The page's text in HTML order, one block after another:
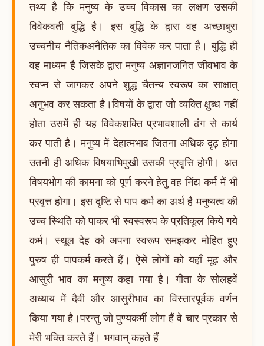
तथ्य है कि मनुष्य के उच्च विकास का लक्षण उसकी
विवेकवती बुद्धि है। इस बुद्धि के द्वारा वह अच्छाबुरा
उच्चनीच नैतिकअनैतिक का विवेक कर पाता है। बुद्धि ही
वह माध्यम है जिसके द्वारा मनुष्य अज्ञानजनित जीवभाव के
स्वप्न से जागकर अपने शुद्ध चैतन्य स्वरूप का साक्षात्
अनुभव कर सकता है।विषयों के द्वारा जो व्यक्ति क्षुब्ध नहीं
होता उसमें ही यह विवेकशक्ति प्रभावशाली ढंग से कार्य
कर पाती है। मनुष्य में देहात्मभाव जितना अधिक दृढ़ होगा
उतनी ही अधिक विषयाभिमुखी उसकी प्रवृत्ति होगी। अत
विषयभोग की कामना को पूर्ण करने हेतु वह निंद्य कर्म में भी
प्रवृत्त होगा। इस दृष्टि से पाप कर्म का अर्थ है मनुष्यत्व की
उच्च स्थिति को पाकर भी स्वस्वरूप के प्रतिकूल किये गये
कर्म। स्थूल देह को अपना स्वरूप समझकर मोहित हुए
पुरुष ही पापकर्म करते हैं। ऐसे लोगों को यहाँ मूढ़ और
आसुरी भाव का मनुष्य कहा गया है। गीता के सोलहवें
अध्याय में दैवी और आसुरीभाव का विस्तारपूर्वक वर्णन
किया गया है।परन्तु जो पुण्यकर्मी लोग हैं वे चार प्रकार से
मेरी भक्ति करते हैं। भगवान् कहते हैं